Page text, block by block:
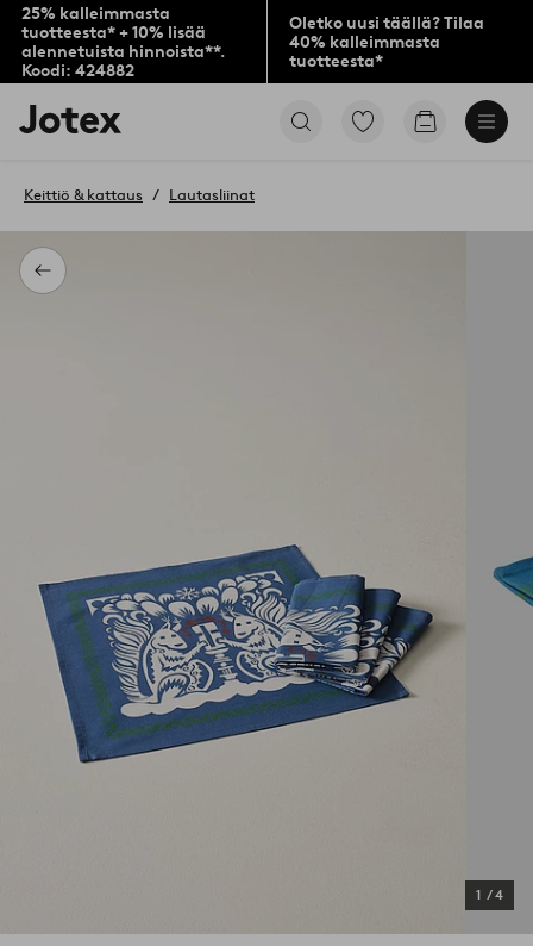
25% kalleimmasta
tuotteesta* + 10% lisää
alennetuista hinnoista**.
Koodi: 424882
Oletko uusi täällä? Tilaa
40% kalleimmasta
tuotteesta*
Jotex-
logo
aloitussivulle
Siirry
Siirry
Takaisin
Keittiö & kattaus Lautasliinat
1 /4